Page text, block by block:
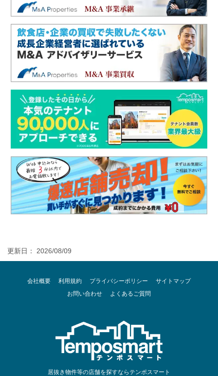
更新日： 2026/08/09
会社概要 利用規約 プライバシーポリシー
サイトマップ
お問い合わせ
よくあるご質問
居抜き物件等の店舗を探すならテンポスマート